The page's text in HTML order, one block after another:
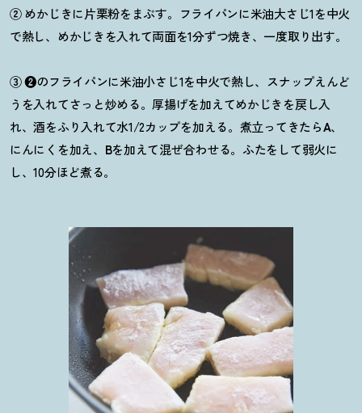
②めかじきに片栗粉をまぶす。フライパンに米油大さじ1を中火
で熱し、めかじきを入れて両面を1分ずつ焼き、一度取り出す。
③❷のフライパンに米油小さじ1を中火で熱し、スナップえんど
うを入れてさっと炒める。厚揚げを加えてめかじきを戻し入
れ、酒をふり入れて水1/2カップを加える。煮立ってきたらA、
にんにくを加え、 Bを加えて混ぜ合わせる。ふたをして弱火に
し、10分ほど煮る。